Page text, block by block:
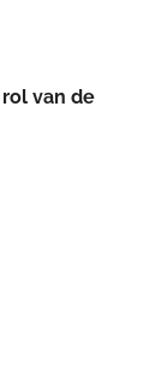
van de